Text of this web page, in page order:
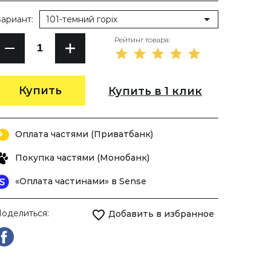
Купить
101-темний горіх
Рейтинг товара:
Купить в 1 клик
Оплата частями (Приватбанк)
Покупка частями (Монобанк)
«Оплата частинами» в Sense
Добавить в избранное